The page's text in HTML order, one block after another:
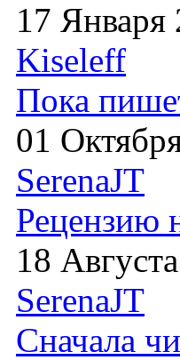
17 Января
Kiseleff
Пока
01
SerenaJT
Рецензию
18
SerenaJT
Сначала